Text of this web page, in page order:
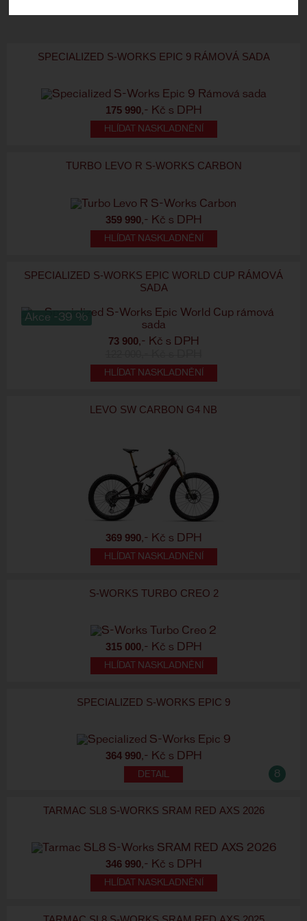
SPECIALIZED S-WORKS EPIC 9 RÁMOVÁ SADA
175 990,- Kč s DPH
HLÍDAT NASKLADNĚNÍ
TURBO LEVO R S-WORKS CARBON
359 990,- Kč s DPH
HLÍDAT NASKLADNĚNÍ
SPECIALIZED S-WORKS EPIC WORLD CUP RÁMOVÁ
SADA
Akce -39 %
73 900,- Kč s DPH
HLÍDAT NASKLADNĚNÍ
LEVO SW CARBON G4 NB
369 990,- Kč s DPH
HLÍDAT NASKLADNĚNÍ
S-WORKS TURBO CREO 2
315 000,- Kč s DPH
HLÍDAT NASKLADNĚNÍ
SPECIALIZED S-WORKS EPIC 9
364 990,- Kč s DPH
8
TARMAC SL8 S-WORKS SRAM RED AXS 2026
346 990,- Kč s DPH
HLÍDAT NASKLADNĚNÍ